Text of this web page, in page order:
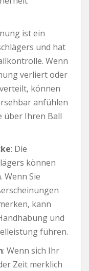
ist ein
und hat
Wenn
verliert oder
können
anfühlen
über Ihren Ball
: Die
können
Wenn Sie
kann
und
führen.
: Wenn sich Ihr
Zeit merklich